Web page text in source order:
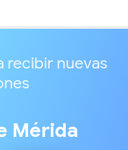
recibir nuevas
Mérida